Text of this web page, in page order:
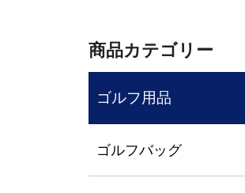
商品カテゴリー
ゴルフ用品
ゴルフバッグ